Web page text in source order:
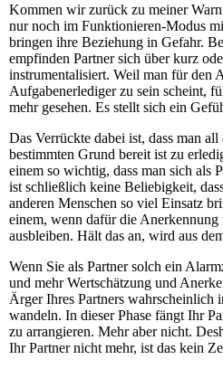
Kommen wir zurück zu meiner
nur noch im Funktionieren-Modus
bringen ihre Beziehung in Gefahr.
empfinden Partner sich über kurz
instrumentalisiert. Weil man für den
Aufgabenerlediger zu sein scheint,
mehr gesehen. Es stellt sich ein
Das Verrückte dabei ist, dass man
bestimmten Grund bereit ist zu
einem so wichtig, dass man sich als
ist schließlich keine Beliebigkeit,
anderen Menschen so viel Einsatz
einem, wenn dafür die Anerkennung
ausbleiben. Hält das an, wird aus
Wenn Sie als Partner solch ein
und mehr Wertschätzung und
Ärger Ihres Partners
wandeln. In dieser Phase fängt Ihr
zu arrangieren. Mehr aber nicht.
Ihr Partner nicht mehr, ist das kein